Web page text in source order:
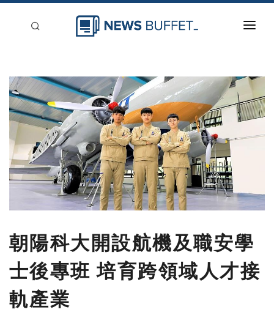
新聞稿分類
登入
刊登
朝陽科大開設航機及職安學
士後專班 培育跨領域人才接
軌產業